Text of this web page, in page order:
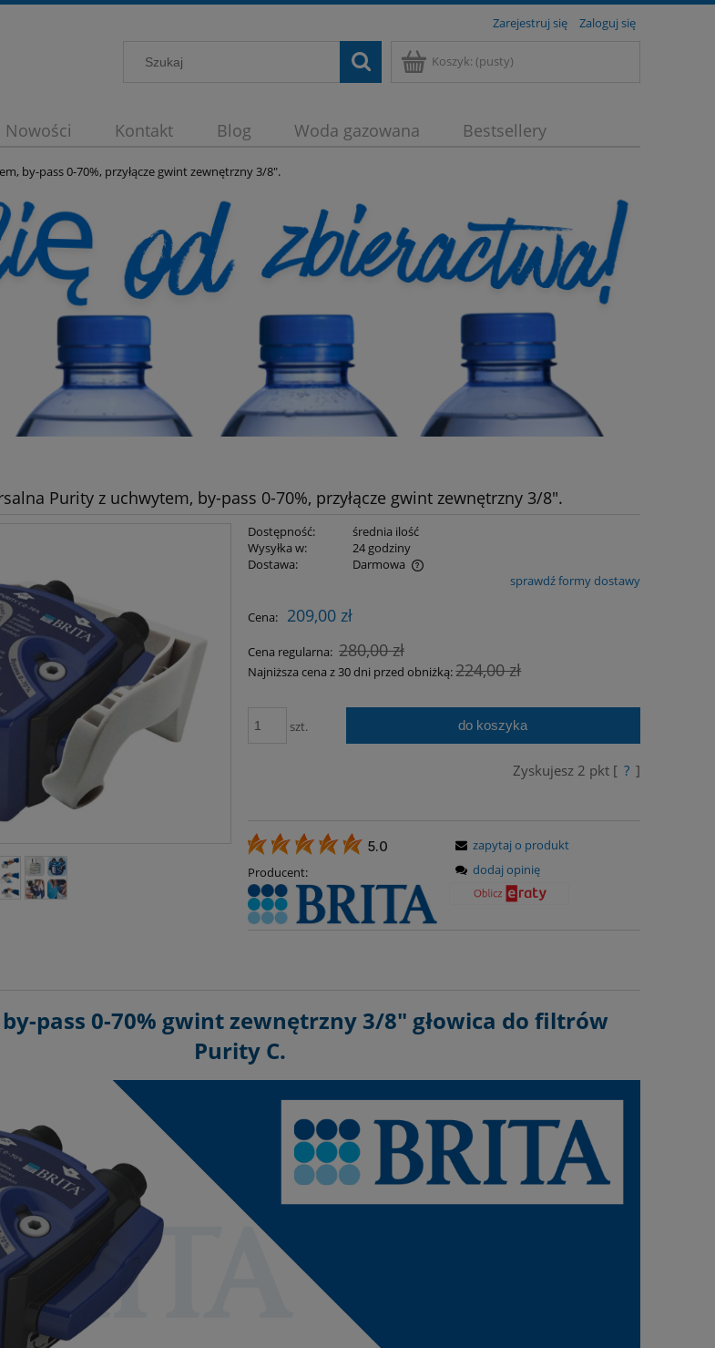
Zarejestruj się Zaloguj się
Koszyk: (pusty)
Nowości Kontakt Blog Woda gazowana
Bestsellery
by-pass 0-70%, przyłącze gwint zewnętrzny 3/8".
Purity z uchwytem, by-pass 0-70%, przyłącze gwint zewnętrzny 3/8".
Dostępność:
średnia ilość
Wysyłka w:
24 godziny
Dostawa:
Darmowa
sprawdź formy dostawy
Cena: 209,00 zł
Cena regularna: 280,00 zł
Najniższa cena z 30 dni przed obniżką:224,00 zł
szt. do koszyka
Zyskujesz 2 pkt [ ? ]
5.0
Producent:
zapytaj o produkt
dodaj opinię
pass 0-70% gwint zewnętrzny 3/8" głowica do filtrów
Purity C.